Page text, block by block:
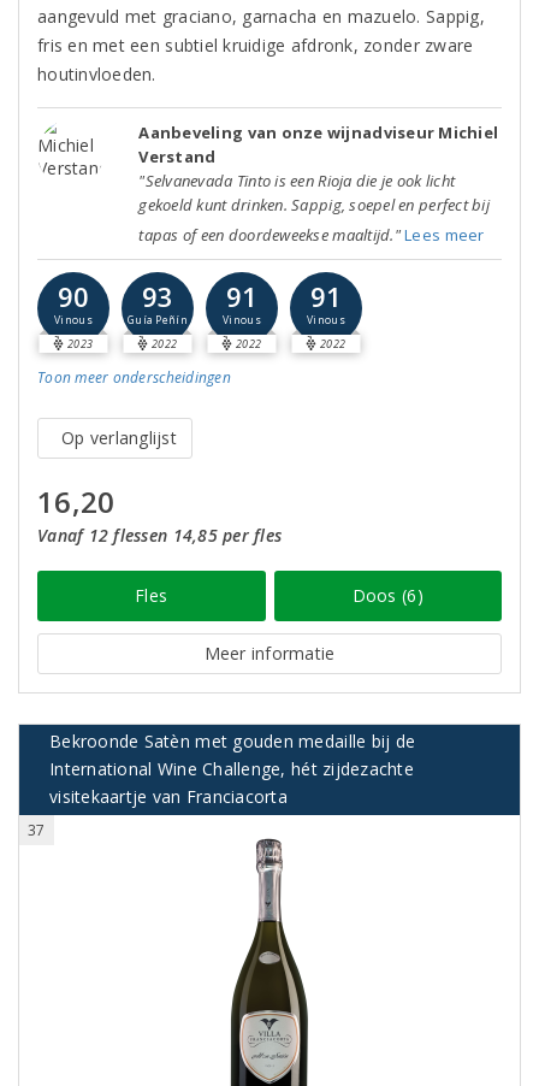
aangevuld met graciano, garnacha en mazuelo. Sappig,
fris en met een subtiel kruidige afdronk, zonder zware
houtinvloeden.
Aanbeveling van onze wijnadviseur Michiel
Verstand
"Selvanevada Tinto is een Rioja die je ook licht
gekoeld kunt drinken. Sappig, soepel en perfect bij
tapas of een doordeweekse maaltijd."Lees meer
90
Vinous
2023
93
Guía Peñín
2022
91
Vinous
2022
91
Vinous
2022
Toon meer onderscheidingen
Op verlanglijst
16,20
Vanaf 12 flessen 14,85 per fles
Fles Doos (6)
Meer informatie
Bekroonde Satèn met gouden medaille bij de
International Wine Challenge, hét zijdezachte
visitekaartje van Franciacorta
37